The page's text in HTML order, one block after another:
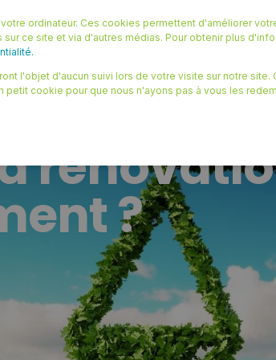
ordinateur. Ces cookies permettent d'améliorer
ce site et via d'autres médias. Pour obtenir plus
l'objet d'aucun suivi lors de votre visite sur notre site.
cookie pour que nous n'ayons pas à vous les
LE BLOG QUI SOMMES NOUS ?
:
?